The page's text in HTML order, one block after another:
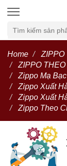
Home
ZIPPO
ZIPPO
Zippo Mạ Bạc
Zippo Xuất
Zippo Xuất
Zippo Theo